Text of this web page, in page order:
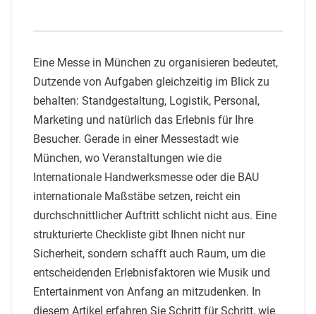
Eine Messe in München zu organisieren bedeutet,
Dutzende von Aufgaben gleichzeitig im Blick zu
behalten: Standgestaltung, Logistik, Personal,
Marketing und natürlich das Erlebnis für Ihre
Besucher. Gerade in einer Messestadt wie
München, wo Veranstaltungen wie die
Internationale Handwerksmesse oder die BAU
internationale Maßstäbe setzen, reicht ein
durchschnittlicher Auftritt schlicht nicht aus. Eine
strukturierte Checkliste gibt Ihnen nicht nur
Sicherheit, sondern schafft auch Raum, um die
entscheidenden Erlebnisfaktoren wie Musik und
Entertainment von Anfang an mitzudenken. In
diesem Artikel erfahren Sie Schritt für Schritt, wie